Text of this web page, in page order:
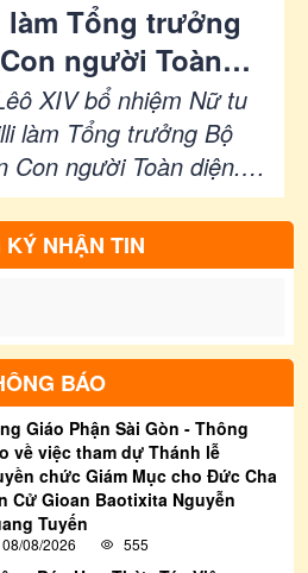
Tổng trưởng
người Toàn
XIV bổ nhiệm Nữ tu
làm Tổng trưởng Bộ
Con người Toàn diện.
được bổ nhiệm
trong khi Đức ông
chức Tổng Thư
nhiệm sẽ có hiệu lực
NHẬN TIN
BÁO
Giáo Phận Sài Gòn - Thông
về việc tham dự Thánh lễ
chức Giám Mục cho Đức Cha
Cử Gioan Baotixita Nguyễn
Tuyến
08/08/2026 555